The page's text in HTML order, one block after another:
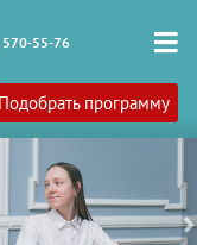
570-55-76
Подобрать программу